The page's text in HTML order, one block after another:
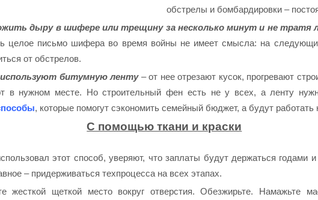
обстрелы и бомбардировки –
дыру в шифере или трещину за несколько минут и не тратя
целое письмо шифера во время войны не имеет смысла: на
от обстрелов.
битумную ленту– от нее отрезают кусок, прогревают
в нужном месте. Но строительный фен есть не у всех, а ленту
, которые помогут сэкономить семейный бюджет, а будут работать
С помощью ткани и краски
этот способ, уверяют, что заплаты будут держаться годами
– придерживаться техпроцесса на всех этапах.
жесткой щеткой место вокруг отверстия. Обезжирьте. Намажьте